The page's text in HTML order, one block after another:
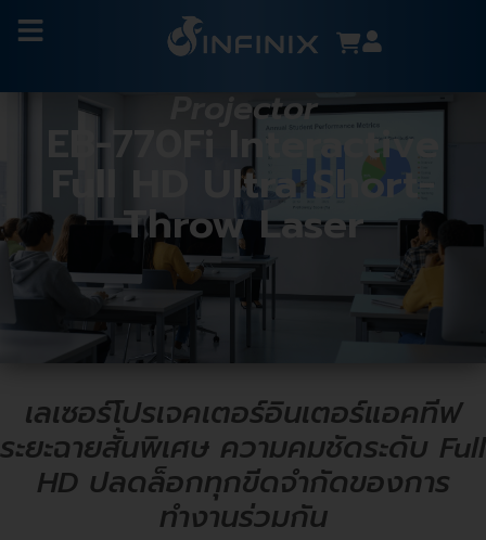
Projector
EB-770Fi Interactive
Full HD Ultra Short-
Throw Laser
เลเซอร์โปรเจคเตอร์อินเตอร์แอคทีฟ
ระยะฉายสั้นพิเศษ ความคมชัดระดับ Full
HD ปลดล็อกทุกขีดจำกัดของการ
ทำงานร่วมกัน